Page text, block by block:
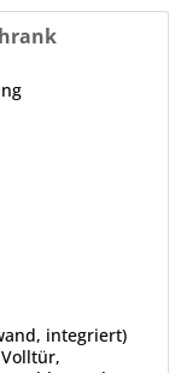
integriert)